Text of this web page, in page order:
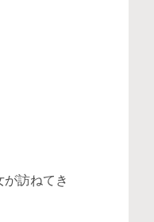
が訪ねてき